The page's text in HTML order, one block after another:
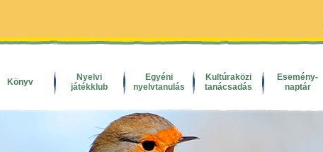
Könyv
Nyelvi
játékklub
Egyéni
nyelvtanulás
Kultúraközi
tanácsadás
Esemény-
naptár